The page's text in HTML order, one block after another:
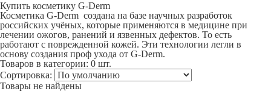
Купить косметику G-Derm
Косметика G-Derm создана на базе научных разработок
российских учёных, которые применяются в медицине при
лечении ожогов, ранений и язвенных дефектов. То есть
работают с поврежденной кожей. Эти технологии легли в
основу создания проф ухода от G-Derm.
Товаров в категории: 0 шт.
Сортировка:
Товары не найдены